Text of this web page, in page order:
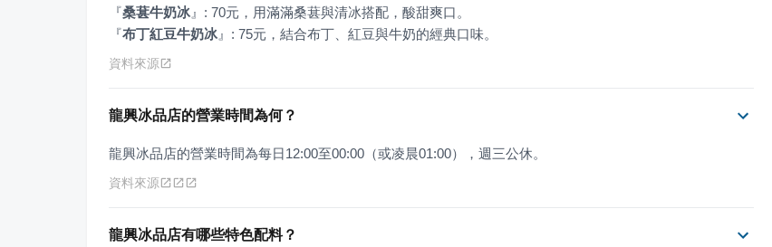
『桑葚牛奶冰 』
『布丁紅豆牛奶冰 』 : 75元，結合布丁、紅豆與牛奶的經典口味。
資料來源
龍興冰品店的營業時間為何？
龍興冰品店的營業時間為每日12:00至00:00（或凌晨01:00），週三公休。
資料來源
龍興冰品店有哪些特色配料？